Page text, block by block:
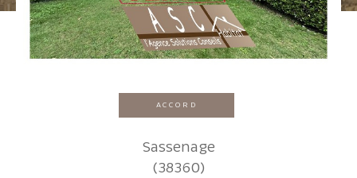
ACCORD
Sassenage
(38360)
1 2 3 4 5+
Localisation